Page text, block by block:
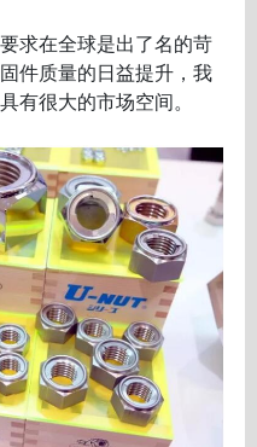
在全球是出了名的苛
件质量的日益提升，我
有很大的市场空间。